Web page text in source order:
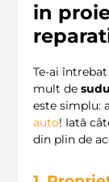
in
Te-ai
mult de
este simplu:
auto! Iată
din plin de